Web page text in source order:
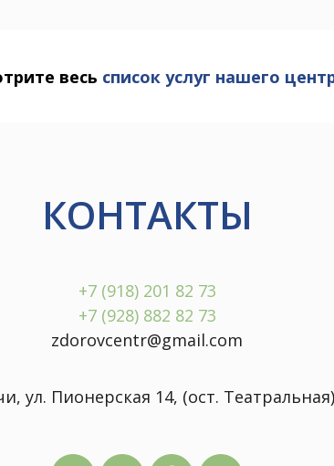
весь список услуг нашего
КОНТАКТЫ
+7 (918) 201 82 73
+7 (928) 882 82 73
zdorovcentr@gmail.com
ул. Пионерская 14, (ост. Театральная)